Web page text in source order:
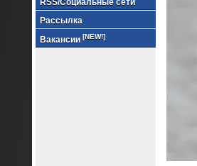
RSS/Социальные сети
Рассылка
Вакансии [NEW!]